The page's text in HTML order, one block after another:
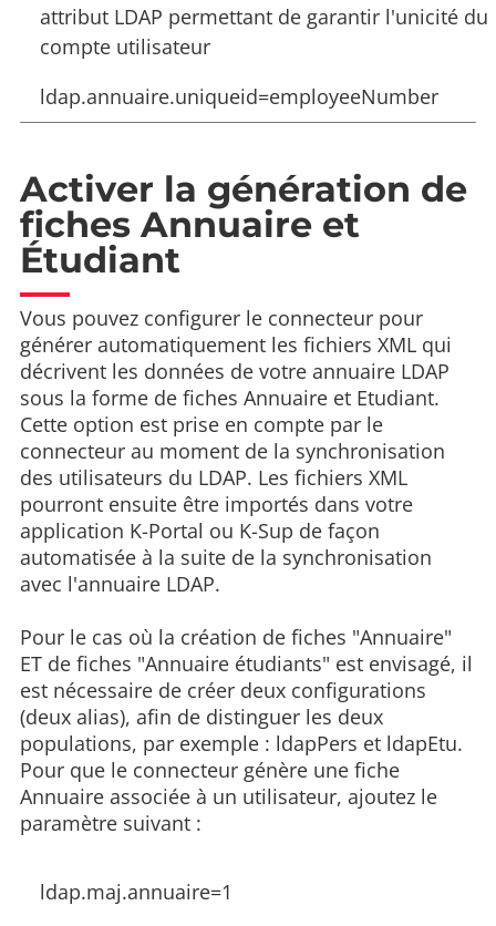
attribut LDAP permettant de garantir l'unicité du
compte utilisateur
ldap.annuaire.uniqueid=employeeNumber
Activer la génération de
fiches Annuaire et
Étudiant
Vous pouvez configurer le connecteur pour
générer automatiquement les fichiers XML qui
décrivent les données de votre annuaire LDAP
sous la forme de fiches Annuaire et Etudiant.
Cette option est prise en compte par le
connecteur au moment de la synchronisation
des utilisateurs du LDAP. Les fichiers XML
pourront ensuite être importés dans votre
application K-Portal ou K-Sup de façon
automatisée à la suite de la synchronisation
avec l'annuaire LDAP.
Pour le cas où la création de fiches "Annuaire"
ET de fiches "Annuaire étudiants" est envisagé, il
est nécessaire de créer deux configurations
(deux alias), afin de distinguer les deux
populations, par exemple : ldapPers et ldapEtu.
Pour que le connecteur génère une fiche
Annuaire associée à un utilisateur, ajoutez le
paramètre suivant :
ldap.maj.annuaire=1